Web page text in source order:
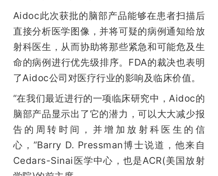
GAIR
专
题
爱
搞
机
Aidoc此次获批的脑部产品能够在患者扫描后
直接分析医学图像，并将可疑的病例通知给放
射科医生，从而协助将那些紧急和可能危及生
命的病例进行优先级排序。FDA的裁决也表明
了Aidoc公司对医疗行业的影响及临床价值。
“在我们最近进行的一项临床研究中，Aidoc的
脑部产品显示出了它的潜力，可以大大减少报
告的周转时间，并增加放射科医生的信
心，”Barry D. Pressman博士说道，他来自
Cedars-Sinai医学中心，也是ACR(美国放射